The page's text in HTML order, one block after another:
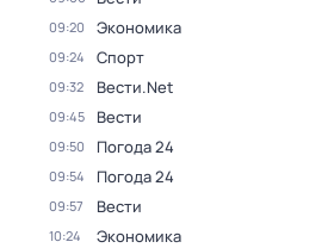
09:20 Экономика
09:24 Спорт
09:32 Вести.Net
09:45 Вести
09:50 Погода 24
09:54 Погода 24
09:57 Вести
10:24 Экономика